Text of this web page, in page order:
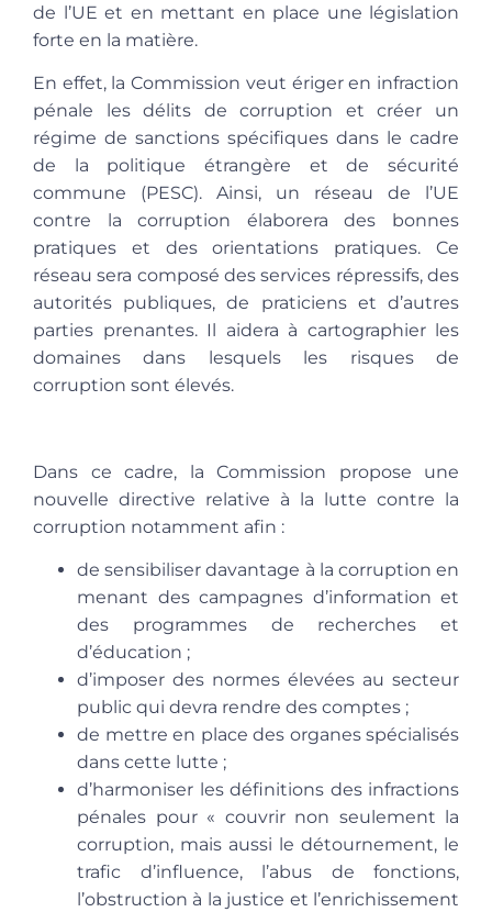
de l’UE et en mettant en place une législation
forte en la matière.
En effet, la Commission veut ériger en infraction
pénale les délits de corruption et créer un
régime de sanctions spécifiques dans le cadre
de la politique étrangère et de sécurité
commune (PESC). Ainsi, un réseau de l’UE
contre la corruption élaborera des bonnes
pratiques et des orientations pratiques. Ce
réseau sera composé des services répressifs, des
autorités publiques, de praticiens et d’autres
parties prenantes. Il aidera à cartographier les
domaines dans lesquels les risques de
corruption sont élevés.
Dans ce cadre, la Commission propose une
nouvelle directive relative à la lutte contre la
corruption notamment afin :
de sensibiliser davantage à la corruption en
menant des campagnes d’information et
des programmes de recherches et
d’éducation ;
d’imposer des normes élevées au secteur
public qui devra rendre des comptes ;
de mettre en place des organes spécialisés
dans cette lutte ;
d’harmoniser les définitions des infractions
pénales pour « couvrir non seulement la
corruption, mais aussi le détournement, le
trafic d’influence, l’abus de fonctions,
l’obstruction à la justice et l’enrichissement